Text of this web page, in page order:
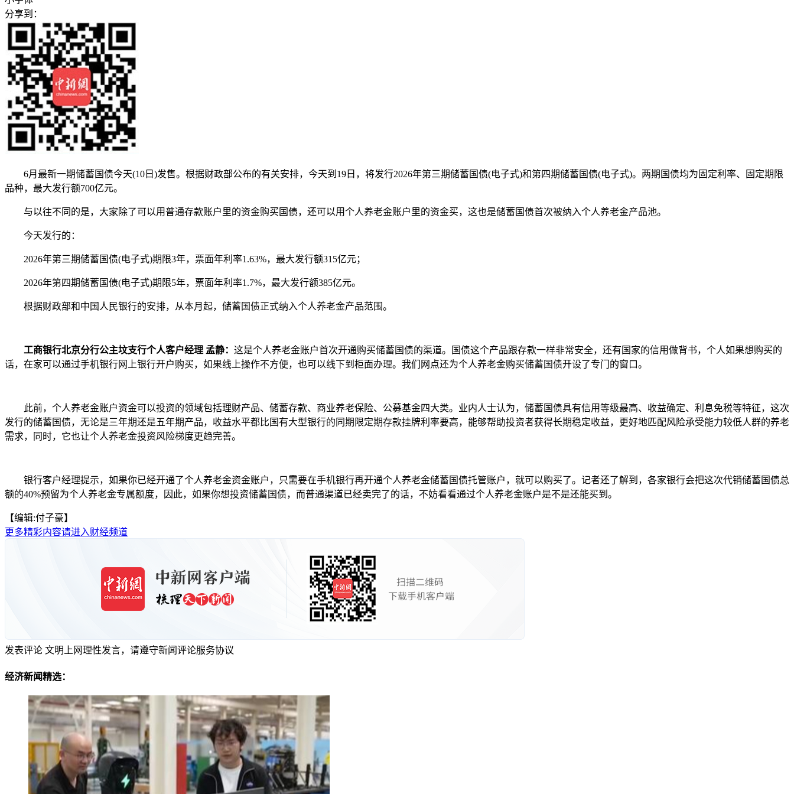
分享到：
6月最新一期储蓄国债今天(10日)发售。根据财政部公布的有关安排，今天到19日，将发行2026年第三期储蓄国债(电子式)和第四期储蓄国债(电子式)。两期国债均为固定利率、固定期限
品种，最大发行额700亿元。
与以往不同的是，大家除了可以用普通存款账户里的资金购买国债，还可以用个人养老金账户里的资金买，这也是储蓄国债首次被纳入个人养老金产品池。
今天发行的：
2026年第三期储蓄国债(电子式)期限3年，票面年利率1.63%，最大发行额315亿元；
2026年第四期储蓄国债(电子式)期限5年，票面年利率1.7%，最大发行额385亿元。
根据财政部和中国人民银行的安排，从本月起，储蓄国债正式纳入个人养老金产品范围。
工商银行北京分行公主坟支行个人客户经理 孟静： 这是个人养老金账户首次开通购买储蓄国债的渠道。国债这个产品跟存款一样非常安全，还有国家的信用做背书，个人如果想购买的
话，在家可以通过手机银行网上银行开户购买，如果线上操作不方便，也可以线下到柜面办理。我们网点还为个人养老金购买储蓄国债开设了专门的窗口。
此前，个人养老金账户资金可以投资的领域包括理财产品、储蓄存款、商业养老保险、公募基金四大类。业内人士认为，储蓄国债具有信用等级最高、收益确定、利息免税等特征，这次
发行的储蓄国债，无论是三年期还是五年期产品，收益水平都比国有大型银行的同期限定期存款挂牌利率要高，能够帮助投资者获得长期稳定收益，更好地匹配风险承受能力较低人群的养老
需求，同时，它也让个人养老金投资风险梯度更趋完善。
银行客户经理提示，如果你已经开通了个人养老金资金账户，只需要在手机银行再开通个人养老金储蓄国债托管账户，就可以购买了。记者还了解到，各家银行会把这次代销储蓄国债总
额的40%预留为个人养老金专属额度，因此，如果你想投资储蓄国债，而普通渠道已经卖完了的话，不妨看看通过个人养老金账户是不是还能买到。
【编辑:付子豪】
更多精彩内容请进入财经频道
发表评论 文明上网理性发言，请遵守新闻评论服务协议
经济新闻精选：